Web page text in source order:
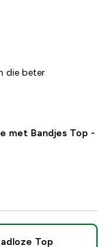
die beter
met Bandjes Top -
Top